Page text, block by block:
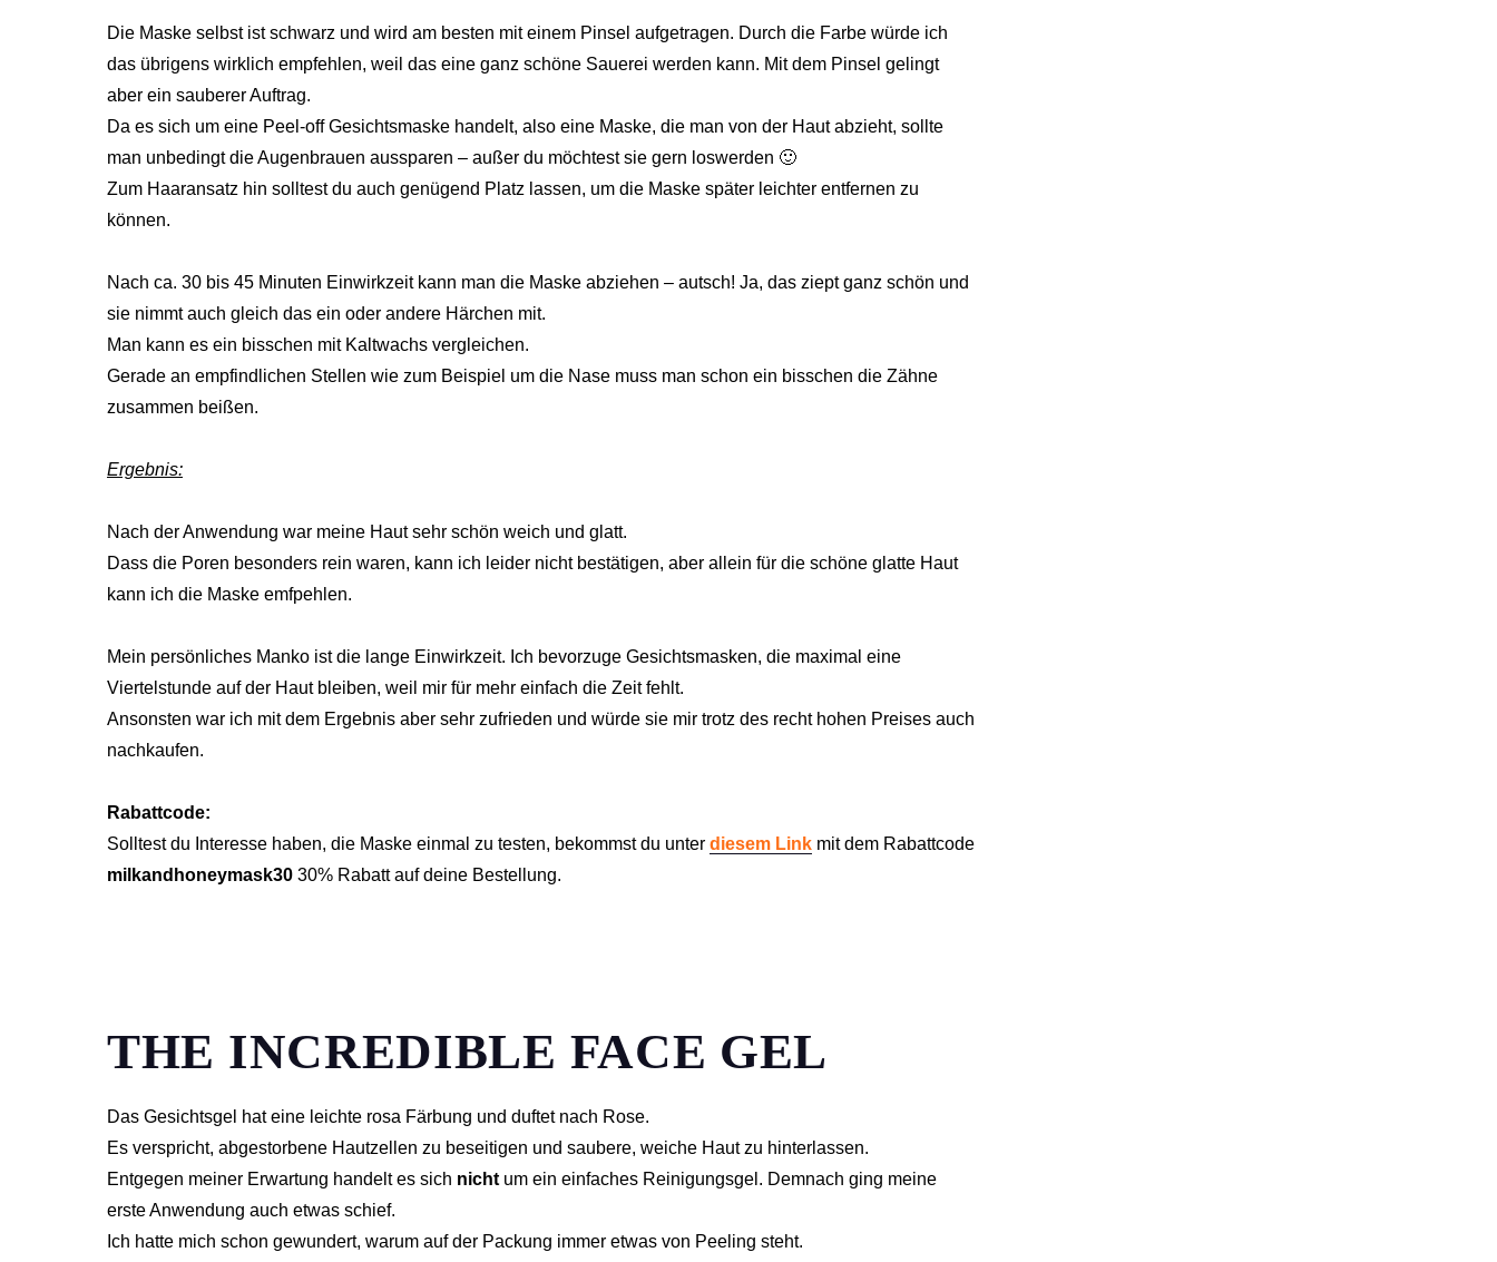
Die Maske selbst ist schwarz und wird am besten mit einem Pinsel aufgetragen. Durch die Farbe würde ich
das übrigens wirklich empfehlen, weil das eine ganz schöne Sauerei werden kann. Mit dem Pinsel gelingt
aber ein sauberer Auftrag.
Da es sich um eine Peel-off Gesichtsmaske handelt, also eine Maske, die man von der Haut abzieht, sollte
man unbedingt die Augenbrauen aussparen – außer du möchtest sie gern loswerden 🙂
Zum Haaransatz hin solltest du auch genügend Platz lassen, um die Maske später leichter entfernen zu
können.
Nach ca. 30 bis 45 Minuten Einwirkzeit kann man die Maske abziehen – autsch! Ja, das ziept ganz schön und
sie nimmt auch gleich das ein oder andere Härchen mit.
Man kann es ein bisschen mit Kaltwachs vergleichen.
Gerade an empfindlichen Stellen wie zum Beispiel um die Nase muss man schon ein bisschen die Zähne
zusammen beißen.
Ergebnis:
Nach der Anwendung war meine Haut sehr schön weich und glatt.
Dass die Poren besonders rein waren, kann ich leider nicht bestätigen, aber allein für die schöne glatte Haut
kann ich die Maske emfpehlen.
Mein persönliches Manko ist die lange Einwirkzeit. Ich bevorzuge Gesichtsmasken, die maximal eine
Viertelstunde auf der Haut bleiben, weil mir für mehr einfach die Zeit fehlt.
Ansonsten war ich mit dem Ergebnis aber sehr zufrieden und würde sie mir trotz des recht hohen Preises auch
nachkaufen.
Rabattcode:
Solltest du Interesse haben, die Maske einmal zu testen, bekommst du unter diesem Link mit dem Rabattcode
milkandhoneymask30 30% Rabatt auf deine Bestellung.
THE INCREDIBLE FACE GEL
Das Gesichtsgel hat eine leichte rosa Färbung und duftet nach Rose.
Es verspricht, abgestorbene Hautzellen zu beseitigen und saubere, weiche Haut zu hinterlassen.
Entgegen meiner Erwartung handelt es sich nicht um ein einfaches Reinigungsgel. Demnach ging meine
erste Anwendung auch etwas schief.
Ich hatte mich schon gewundert, warum auf der Packung immer etwas von Peeling steht.